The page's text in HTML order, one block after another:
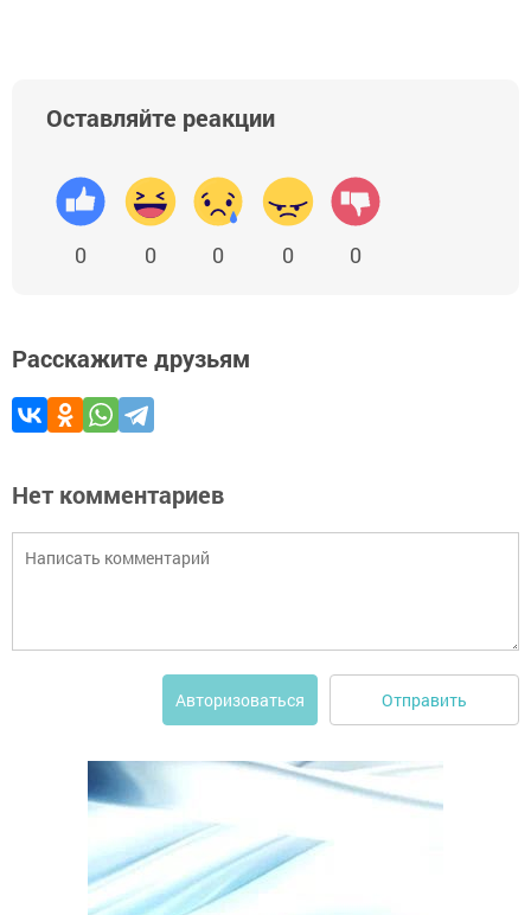
Оставляйте реакции
0 0 0 0 0
Расскажите друзьям
Нет комментариев
Авторизоваться Отправить